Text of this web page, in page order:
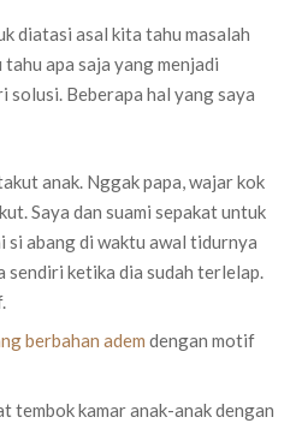
diatasi asal kita tahu masalah
apa saja yang menjadi
solusi. Beberapa hal yang saya
anak. Nggak papa, wajar kok
Saya dan suami sepakat untuk
si abang di waktu awal tidurnya
sendiri ketika dia sudah terlelap.
berbahan adem dengan motif
tembok kamar anak-anak dengan